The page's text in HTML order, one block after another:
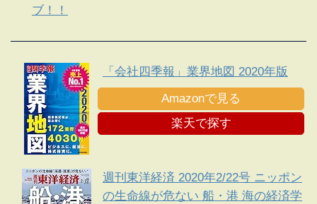
ブ！！
「会社四季報」業界地図 2020年版
Amazonで見る
楽天で探す
週刊東洋経済 2020年2/22号 ニッポン
の生命線が危ない 船・港 海の経済学